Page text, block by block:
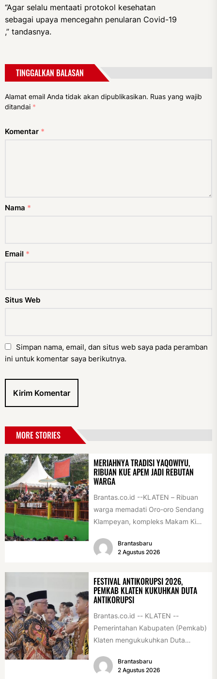
“Agar selalu mentaati protokol kesehatan
sebagai upaya mencegahn penularan Covid-19
,” tandasnya.
TINGGALKAN BALASAN
Alamat email Anda tidak akan dipublikasikan. Ruas yang wajib
ditandai *
Komentar *
Nama *
Email *
Situs Web
Simpan nama, email, dan situs web saya pada peramban
ini untuk komentar saya berikutnya.
MORE STORIES
MERIAHNYA TRADISI YAQOWIYU,
RIBUAN KUE APEM JADI REBUTAN
WARGA
Brantas.co.id --KLATEN – Ribuan
warga memadati Oro-oro Sendang
Klampeyan, kompleks Makam Ki
(31/7/2026) siang. Teriknya sinar...
Brantasbaru
2 Agustus 2026
FESTIVAL ANTIKORUPSI 2026,
PEMKAB KLATEN KUKUHKAN DUTA
ANTIKORUPSI
Brantas.co.id -- KLATEN --
Pemerintahan Kabupaten (Pemkab)
Klaten mengukukuhkan Duta
pelajar dan pemuda. Pengukuhan
tersebut digelar...
Brantasbaru
2 Agustus 2026